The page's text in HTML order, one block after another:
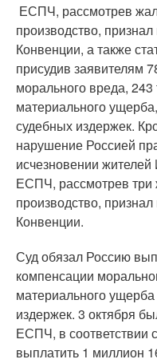
ЕСПЧ, рассмотрев
производство,
Конвенции, а также
присудив заявителям
морального вреда,
материального
судебных издержек.
нарушение Россией
исчезновении
ЕСПЧ, рассмотрев
производство,
Конвенции.
Суд обязал Россию
компенсации
материального
издержек. 3 октября
ЕСПЧ, в соответствии
выплатить 1 миллион